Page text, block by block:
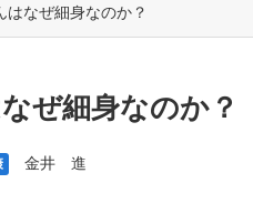
はなぜ細身なのか？
ぜ細身なのか？
金井 進